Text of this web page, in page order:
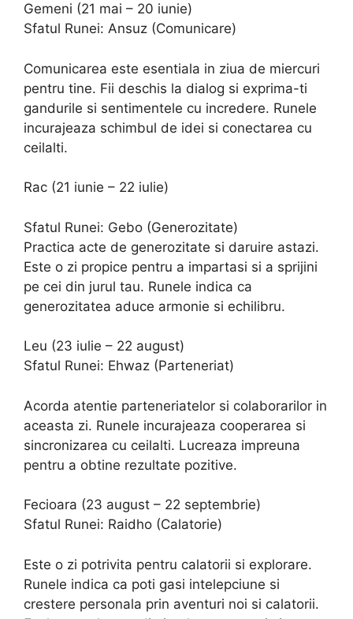
Gemeni (21 mai – 20 iunie)
Sfatul Runei: Ansuz (Comunicare)
Comunicarea este esentiala in ziua de miercuri
pentru tine. Fii deschis la dialog si exprima-ti
gandurile si sentimentele cu incredere. Runele
incurajeaza schimbul de idei si conectarea cu
ceilalti.
Rac (21 iunie – 22 iulie)
Sfatul Runei: Gebo (Generozitate)
Practica acte de generozitate si daruire astazi.
Este o zi propice pentru a impartasi si a sprijini
pe cei din jurul tau. Runele indica ca
generozitatea aduce armonie si echilibru.
Leu (23 iulie – 22 august)
Sfatul Runei: Ehwaz (Parteneriat)
Acorda atentie parteneriatelor si colaborarilor in
aceasta zi. Runele incurajeaza cooperarea si
sincronizarea cu ceilalti. Lucreaza impreuna
pentru a obtine rezultate pozitive.
Fecioara (23 august – 22 septembrie)
Sfatul Runei: Raidho (Calatorie)
Este o zi potrivita pentru calatorii si explorare.
Runele indica ca poti gasi intelepciune si
crestere personala prin aventuri noi si calatorii.